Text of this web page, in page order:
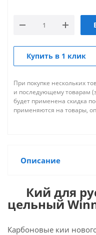
Купить в 1 клик
При покупке нескольких
и последующему товарам
будет применена скидка
применяются на товары,
Описание
Кий для
цельный
Карбоновые кии